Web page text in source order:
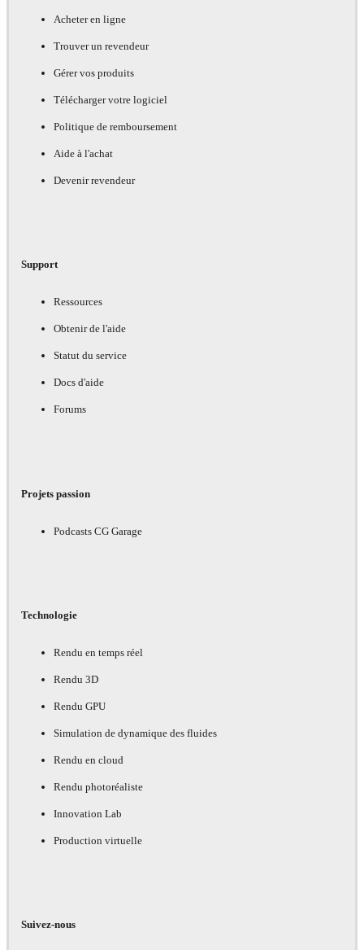
Acheter en ligne
Trouver un revendeur
Gérer vos produits
Télécharger votre logiciel
Politique de remboursement
Aide à l'achat
Devenir revendeur
Support
Ressources
Obtenir de l'aide
Statut du service
Docs d'aide
Forums
Projets passion
Podcasts CG Garage
Technologie
Rendu en temps réel
Rendu 3D
Rendu GPU
Simulation de dynamique des fluides
Rendu en cloud
Rendu photoréaliste
Innovation Lab
Production virtuelle
Suivez-nous